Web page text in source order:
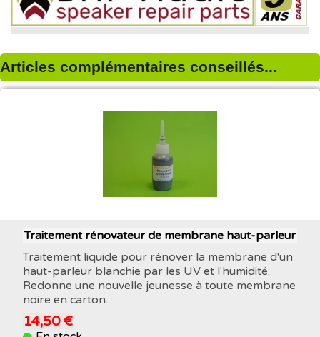
Articles complémentaires conseillés...
Traitement rénovateur de membrane haut-parleur
Traitement liquide pour rénover la membrane d'un
haut-parleur blanchie par les UV et l'humidité.
Redonne une nouvelle jeunesse à toute membrane
noire en carton.
14,50 €